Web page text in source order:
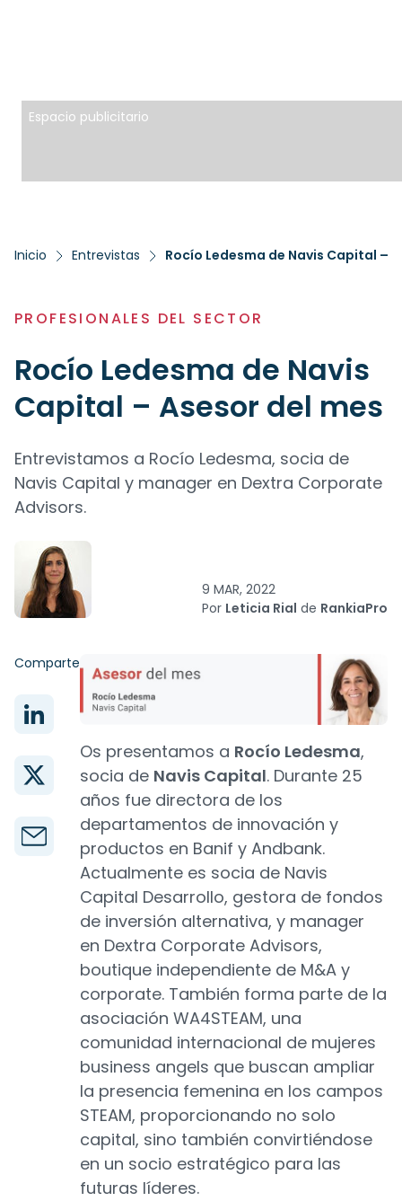
Espacio publicitario
Inicio Entrevistas Rocío Ledesma de Navis Capital –
PROFESIONALES DEL SECTOR
Rocío Ledesma de Navis
Capital – Asesor del mes
Entrevistamos a Rocío Ledesma, socia de
Navis Capital y manager en Dextra Corporate
Advisors.
9 MAR, 2022
Por Leticia Rial de RankiaPro
Comparte
Os presentamos a Rocío Ledesma,
socia de Navis Capital. Durante 25
años fue directora de los
departamentos de innovación y
productos en Banif y Andbank.
Actualmente es socia de Navis
Capital Desarrollo, gestora de fondos
de inversión alternativa, y manager
en Dextra Corporate Advisors,
boutique independiente de M&A y
corporate. También forma parte de la
asociación WA4STEAM, una
comunidad internacional de mujeres
business angels que buscan ampliar
la presencia femenina en los campos
STEAM, proporcionando no solo
capital, sino también convirtiéndose
en un socio estratégico para las
futuras líderes.